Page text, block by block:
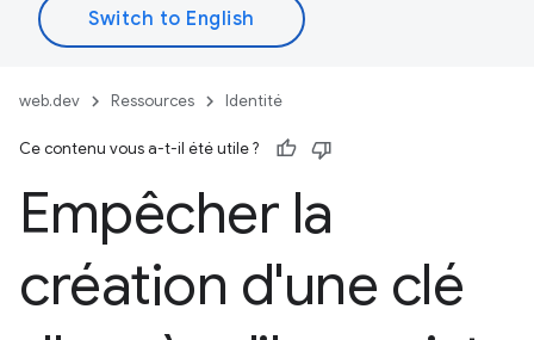
web.dev Ressources Identité
Ce contenu vous a-t-il été utile ?
Empêcher la
création d'une clé